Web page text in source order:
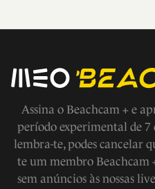
Assina o Beachcam + e
período experimental de
lembra-te, podes cancelar
te um membro Beachcam
sem anúncios às nossas